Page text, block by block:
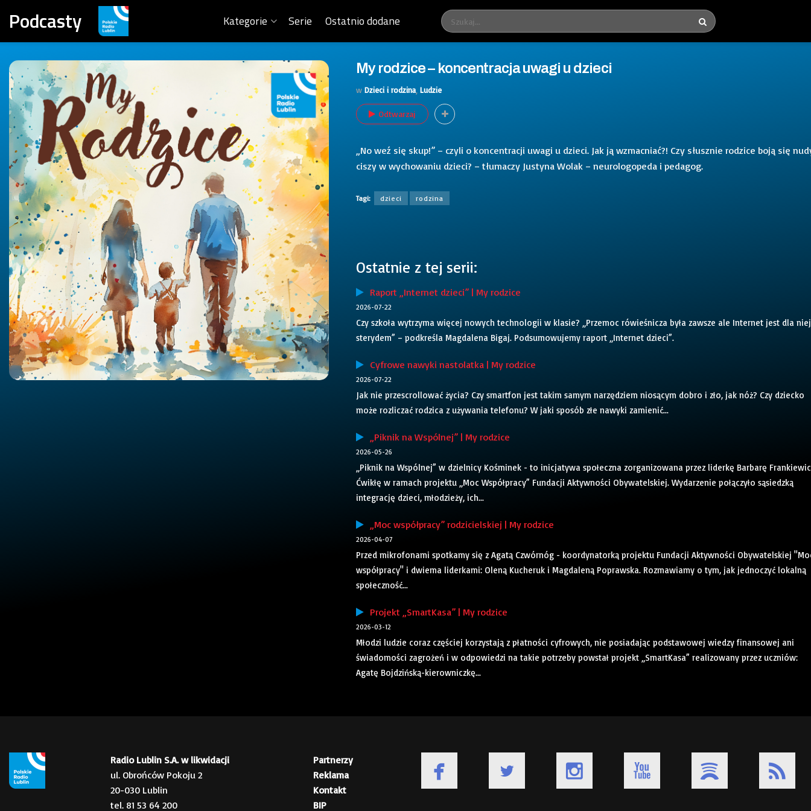
Podcasty Kategorie Serie Ostatnio dodane
My rodzice – koncentracja uwagi u dzieci
w Dzieci i rodzina Ludzie
Odtwarzaj
„No weź się skup!” – czyli o koncentracji uwagi u dzieci. Jak ją wzmacniać?! Czy słusznie rodzice boją się
ciszy w wychowaniu dzieci? – tłumaczy Justyna Wolak – neurologopeda i pedagog.
Tagi: dzieci rodzina
Ostatnie z tej serii:
Raport „Internet dzieci” | My rodzice
2026-07-22
Czy szkoła wytrzyma więcej nowych technologii w klasie? „Przemoc rówieśnicza była zawsze ale Internet jest dla niej
sterydem” – podkreśla Magdalena Bigaj. Podsumowujemy raport „Internet dzieci”.
Cyfrowe nawyki nastolatka | My rodzice
2026-07-22
Jak nie przescrollować życia? Czy smartfon jest takim samym narzędziem niosącym dobro i zło, jak nóż? Czy dziecko
może rozliczać rodzica z używania telefonu? W jaki sposób złe nawyki zamienić...
„Piknik na Wspólnej” | My rodzice
2026-05-26
„Piknik na Wspólnej” w dzielnicy Kośminek - to inicjatywa społeczna zorganizowana przez liderkę Barbarę
Ćwikłę w ramach projektu „Moc Współpracy” Fundacji Aktywności Obywatelskiej. Wydarzenie połączyło sąsiedzką
integrację dzieci, młodzieży, ich...
„Moc współpracy” rodzicielskiej | My rodzice
2026-04-07
Przed mikrofonami spotkamy się z Agatą Czwórnóg - koordynatorką projektu Fundacji Aktywności Obywatelskiej
współpracy" i dwiema liderkami: Oleną Kucheruk i Magdaleną Poprawska. Rozmawiamy o tym, jak jednoczyć lokalną
społeczność...
Projekt „SmartKasa” | My rodzice
2026-03-12
Młodzi ludzie coraz częściej korzystają z płatności cyfrowych, nie posiadając podstawowej wiedzy finansowej ani
świadomości zagrożeń i w odpowiedzi na takie potrzeby powstał projekt „SmartKasa” realizowany przez uczniów:
Agatę Bojdzińską-kierowniczkę...
Radio Lublin S.A. w likwidacji
ul. Obrońców Pokoju 2
20-030 Lublin
tel. 81 53 64 200
Partnerzy
Reklama
Kontakt
BIP